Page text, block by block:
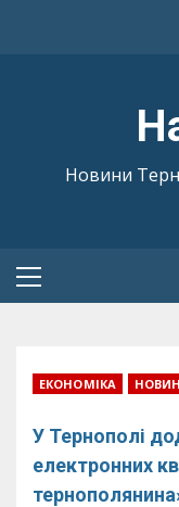
Новини
Primary
ЕКОНОМІКА
У Тернополі
електронних